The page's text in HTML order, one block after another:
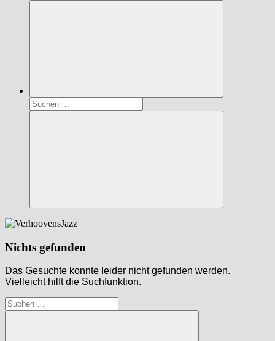
Suchen
nach:
Suchen
Nichts gefunden
Das Gesuchte konnte leider nicht gefunden werden.
Vielleicht hilft die Suchfunktion.
Suchen
nach: